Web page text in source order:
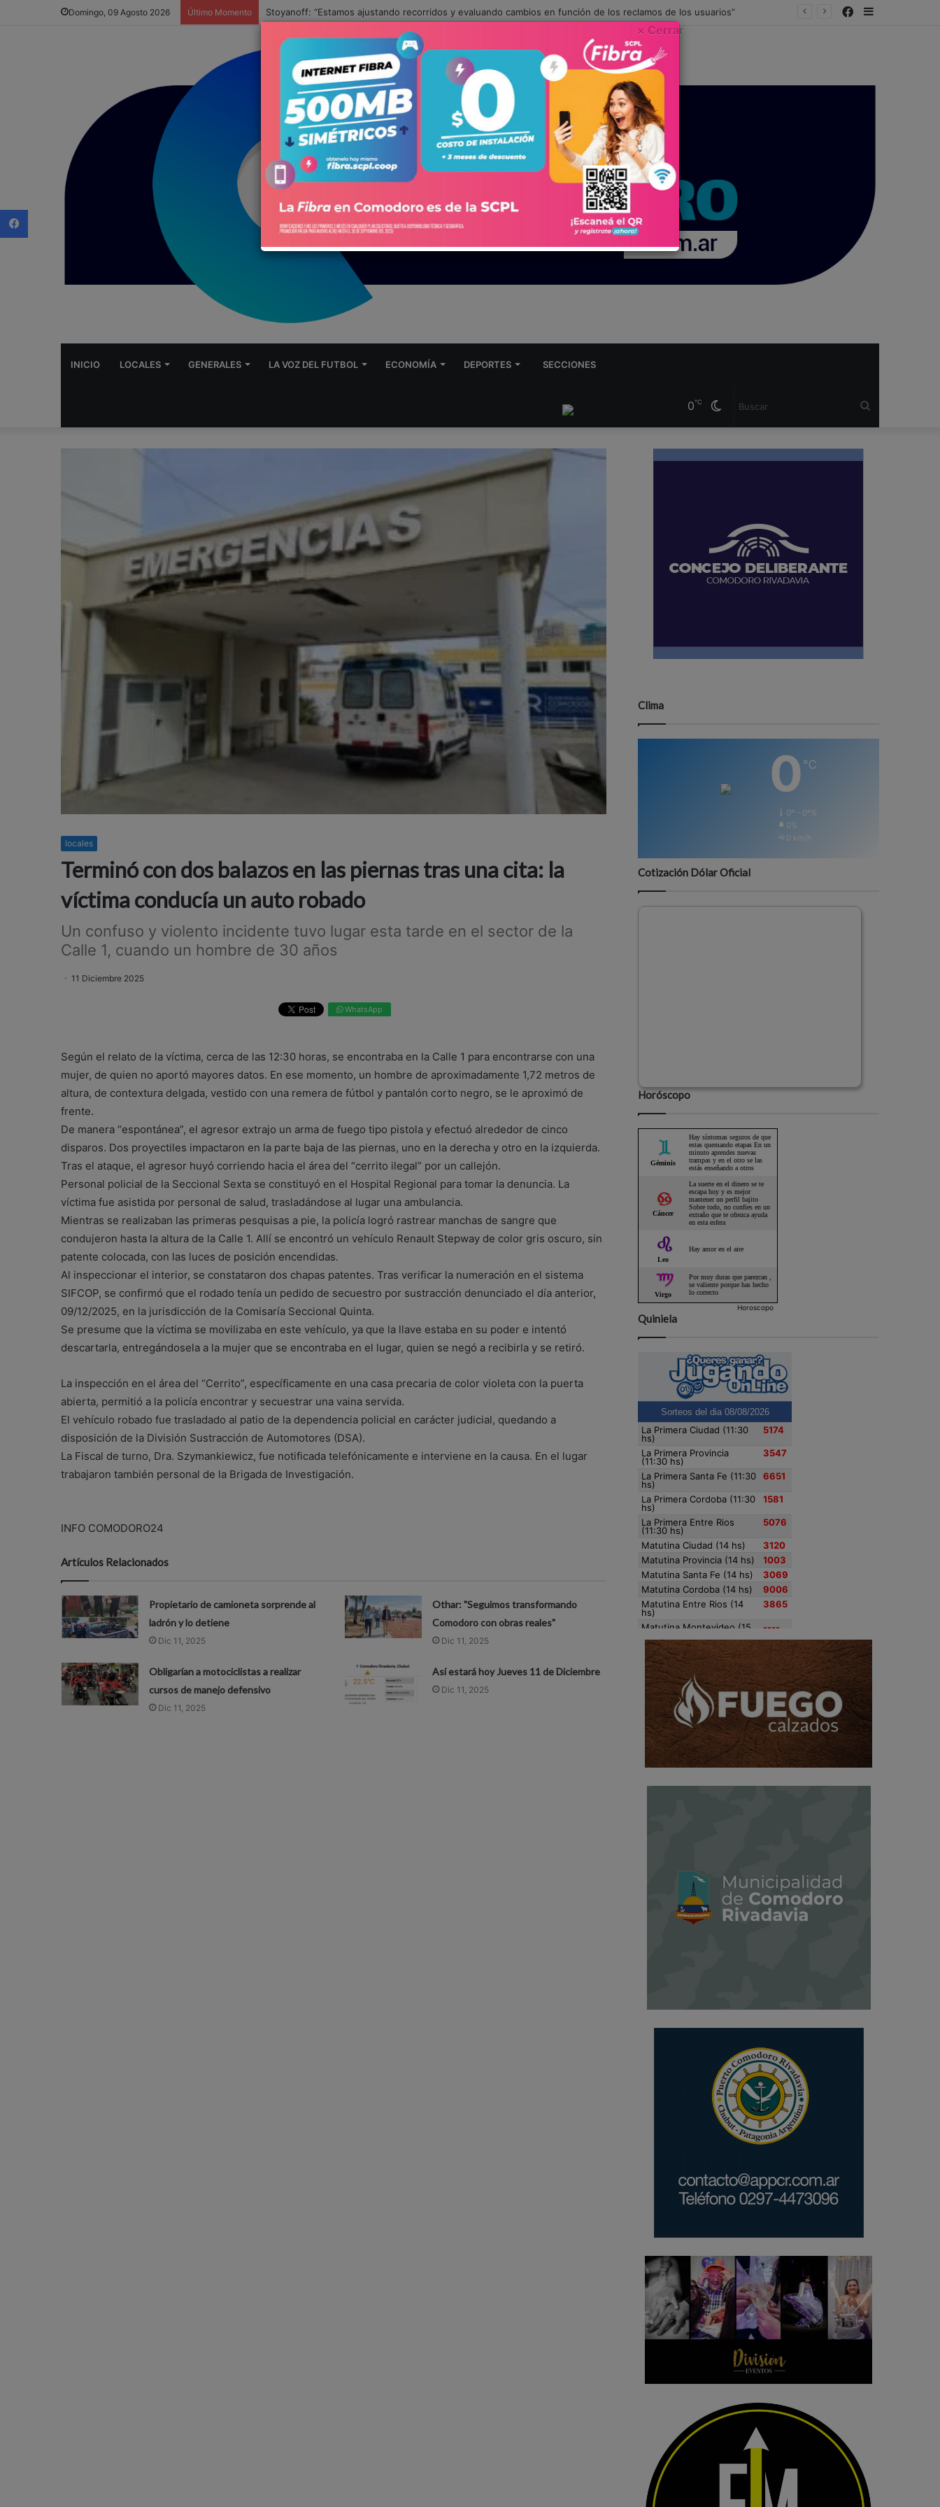
Domingo, 09 Agosto 2026 Último Momento Stoyanoff: “Estamos ajustando recorridos y evaluando cambios en función de los reclamos de los usuarios” Facebook
INICIO LOCALES GENERALES LA VOZ DEL FUTBOL ECONOMÍA DEPORTES SECCIONES
Cambiar
modo
0℃
locales
Terminó con dos balazos en las piernas tras una cita: la
víctima conducía un auto robado
Un confuso y violento incidente tuvo lugar esta tarde en el sector de la
Calle 1, cuando un hombre de 30 años
11 Diciembre 2025
WhatsApp
Según el relato de la víctima, cerca de las 12:30 horas, se encontraba en la Calle 1 para encontrarse con una
mujer, de quien no aportó mayores datos. En ese momento, un hombre de aproximadamente 1,72 metros de
altura, de contextura delgada, vestido con una remera de fútbol y pantalón corto negro, se le aproximó de
frente.
De manera “espontánea”, el agresor extrajo un arma de fuego tipo pistola y efectuó alrededor de cinco
disparos. Dos proyectiles impactaron en la parte baja de las piernas, uno en la derecha y otro en la izquierda.
Tras el ataque, el agresor huyó corriendo hacia el área del “cerrito ilegal” por un callejón.
Personal policial de la Seccional Sexta se constituyó en el Hospital Regional para tomar la denuncia. La
víctima fue asistida por personal de salud, trasladándose al lugar una ambulancia.
Mientras se realizaban las primeras pesquisas a pie, la policía logró rastrear manchas de sangre que
condujeron hasta la altura de la Calle 1. Allí se encontró un vehículo Renault Stepway de color gris oscuro, sin
patente colocada, con las luces de posición encendidas.
Al inspeccionar el interior, se constataron dos chapas patentes. Tras verificar la numeración en el sistema
SIFCOP, se confirmó que el rodado tenía un pedido de secuestro por sustracción denunciado el día anterior,
09/12/2025, en la jurisdicción de la Comisaría Seccional Quinta.
Se presume que la víctima se movilizaba en este vehículo, ya que la llave estaba en su poder e intentó
descartarla, entregándosela a la mujer que se encontraba en el lugar, quien se negó a recibirla y se retiró.
La inspección en el área del “Cerrito”, específicamente en una casa precaria de color violeta con la puerta
abierta, permitió a la policía encontrar y secuestrar una vaina servida.
El vehículo robado fue trasladado al patio de la dependencia policial en carácter judicial, quedando a
disposición de la División Sustracción de Automotores (DSA).
La Fiscal de turno, Dra. Szymankiewicz, fue notificada telefónicamente e interviene en la causa. En el lugar
trabajaron también personal de la Brigada de Investigación.
INFO COMODORO24
Artículos Relacionados
Propietario de camioneta sorprende al
ladrón y lo detiene
Dic 11, 2025
Othar: "Seguimos transformando
Comodoro con obras reales"
Dic 11, 2025
Obligarían a motociclistas a realizar
cursos de manejo defensivo
Dic 11, 2025
Así estará hoy Jueves 11 de Diciembre
Dic 11, 2025
Clima
0 ℃
0º - 0º%
0%
0 km/h
Cotización Dólar Oficial
Horóscopo
Horoscopo
Quiniela
× Cerrar